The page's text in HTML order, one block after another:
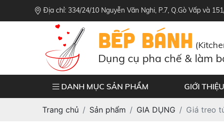
Địa chỉ: 334/24/10 Nguyễn Văn Nghi, P.7, Q.Gò Vấp và
BẾP BÁNH
Dụng cụ pha chế & làm
DANH MỤC SẢN PHẨM GIỚI THIỆU
Trang chủ Sản phẩm GIA DỤNG Giá treo